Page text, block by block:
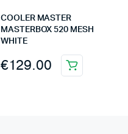
COOLER MASTER
MASTERBOX 520 MESH
WHITE
€129.00